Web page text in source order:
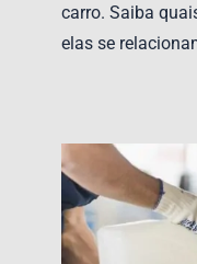
carro. Saiba
elas se